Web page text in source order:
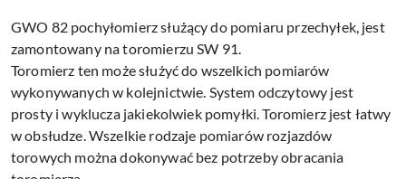
GWO 82 pochyłomierz służący do pomiaru przechyłek, jest
zamontowany na toromierzu SW 91.
Toromierz ten może służyć do wszelkich pomiarów
wykonywanych w kolejnictwie. System odczytowy jest
prosty i wyklucza jakiekolwiek pomyłki. Toromierz jest łatwy
w obsłudze. Wszelkie rodzaje pomiarów rozjazdów
torowych można dokonywać bez potrzeby obracania